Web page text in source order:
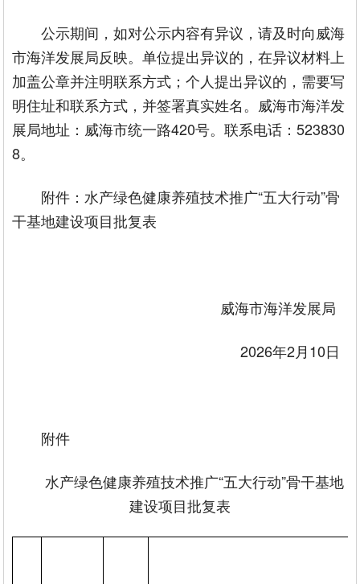
公示期间，如对公示内容有异议，请及时向威海
市海洋发展局反映。单位提出异议的，在异议材料上
加盖公章并注明联系方式；个人提出异议的，需要写
明住址和联系方式，并签署真实姓名。威海市海洋发
展局地址：威海市统一路420号。联系电话：523830
8。
附件：水产绿色健康养殖技术推广“五大行动”骨
干基地建设项目批复表
威海市海洋发展局
2026年2月10日
附件
水产绿色健康养殖技术推广“五大行动”骨干基地
建设项目批复表